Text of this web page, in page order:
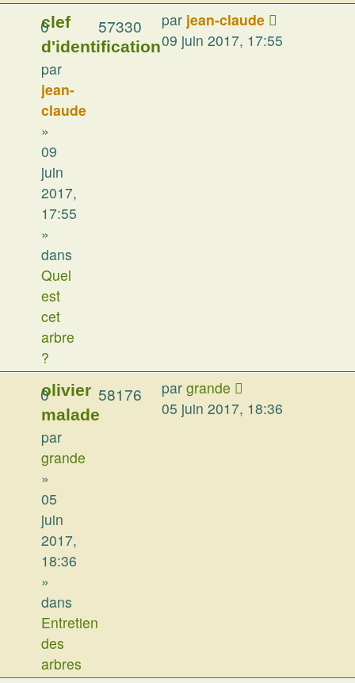
clef
d'identification
par
jean-
claude
»
09
juin
2017,
17:55
»
dans
Quel
est
cet
arbre
?
0 57330 par jean-claude
09 juin 2017, 17:55
olivier
malade
par
grande
»
05
juin
2017,
18:36
»
dans
Entretien
des
arbres
0 58176 par grande
05 juin 2017, 18:36